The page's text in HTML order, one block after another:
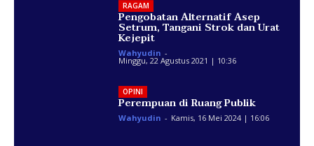
RAGAM
Pengobatan Alternatif Asep
Setrum, Tangani Strok dan Urat
Kejepit
Wahyudin -
Minggu, 22 Agustus 2021 | 10:36
OPINI
Perempuan di Ruang Publik
Wahyudin - Kamis, 16 Mei 2024 | 16:06